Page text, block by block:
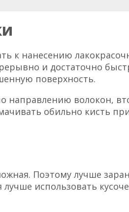
к нанесению
и достаточно
поверхность.
направлению волокон,
обильно кисть
Поэтому лучше
использовать